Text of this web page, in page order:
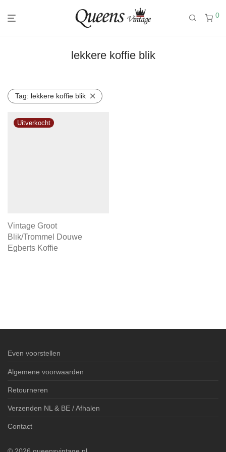
0
lekkere koffie blik
Tag: lekkere koffie blik
Vintage Groot
Blik/Trommel Douwe
Egberts Koffie
Even voorstellen
Algemene voorwaarden
Retourneren
Verzenden NL & BE / Afhalen
Contact